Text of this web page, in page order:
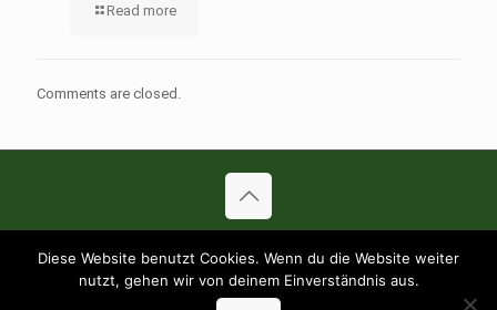
Read more
Comments are closed.
AGB’s Haftungsausschluß
Datenschutz
Inhaltsstoffe (PDF)
Allergene (PDF)
Diese Website benutzt Cookies. Wenn du die Website weiter
nutzt, gehen wir von deinem Einverständnis aus.